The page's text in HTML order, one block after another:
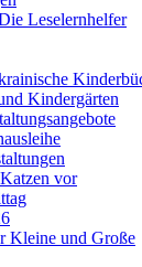
Leselernhelfer
Kindergärten
vor
Kleine und Große